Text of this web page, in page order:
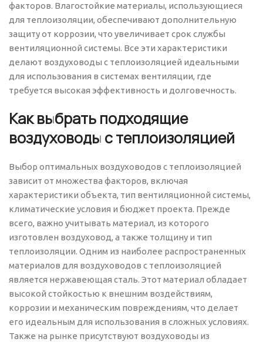
факторов. Влагостойкие материалы, использующиеся
для теплоизоляции, обеспечивают дополнительную
защиту от коррозии, что увеличивает срок службы
вентиляционной системы. Все эти характеристики
делают воздуховоды с теплоизоляцией идеальными
для использования в системах вентиляции, где
требуется высокая эффективность и долговечность.
Как выбрать подходящие
воздуховоды с теплоизоляцией
Выбор оптимальных воздуховодов с теплоизоляцией
зависит от множества факторов, включая
характеристики объекта, тип вентиляционной системы,
климатические условия и бюджет проекта. Прежде
всего, важно учитывать материал, из которого
изготовлен воздуховод, а также толщину и тип
теплоизоляции. Одним из наиболее распространенных
материалов для воздуховодов с теплоизоляцией
является нержавеющая сталь. Этот материал обладает
высокой стойкостью к внешним воздействиям,
коррозии и механическим повреждениям, что делает
его идеальным для использования в сложных условиях.
Также на рынке присутствуют воздуховоды из